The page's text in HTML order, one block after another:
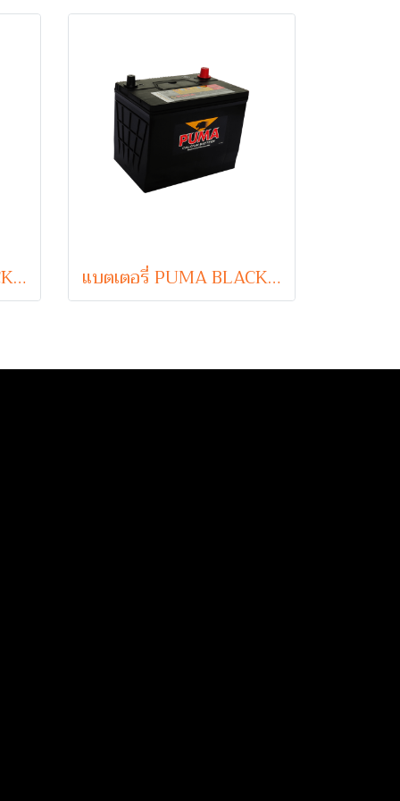
แบตเตอรี่ PUMA BLACK 75B24L (Sealed Maintenance Free Type) 12V 58Ah แบตเตอรี่ PUMA BLACK 95D26R (Sealed Maintenance Free Type) 12V 75Ah